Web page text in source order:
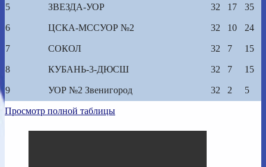
5 ЗВЕЗДА-УОР 32 17 35
6 ЦСКА-МССУОР №2 32 10 24
7 СОКОЛ 32 7 15
8 КУБАНЬ-3-ДЮСШ 32 7 15
9 УОР №2 Звенигород 32 2 5
Просмотр полной таблицы